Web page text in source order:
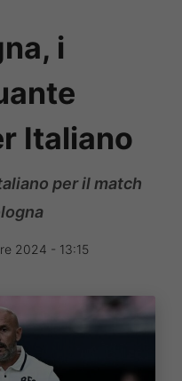
i
Italiano
per il match
2024 - 13:15